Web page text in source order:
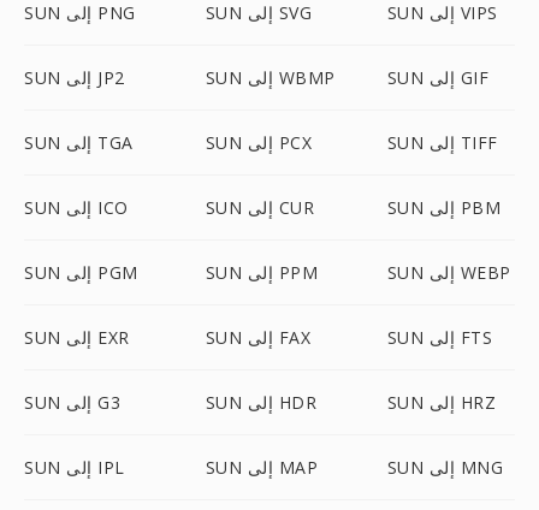
SUN إلى PNG SUN إلى SVG SUN إلى VIPS
SUN إلى JP2 SUN إلى WBMP SUN إلى GIF
SUN إلى TGA SUN إلى PCX SUN إلى TIFF
SUN إلى ICO SUN إلى CUR SUN إلى PBM
SUN إلى PGM SUN إلى PPM SUN إلى WEBP
SUN إلى EXR SUN إلى FAX SUN إلى FTS
SUN إلى G3 SUN إلى HDR SUN إلى HRZ
SUN إلى IPL SUN إلى MAP SUN إلى MNG